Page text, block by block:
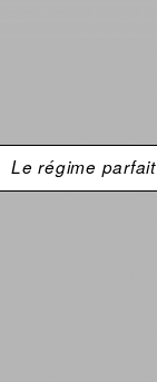
Le régime parfait